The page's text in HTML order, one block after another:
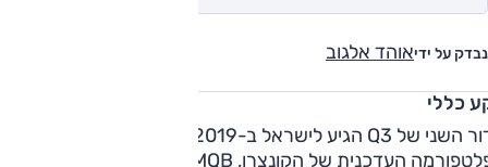
נבדק על ידיאוהד אלגוב
כללי